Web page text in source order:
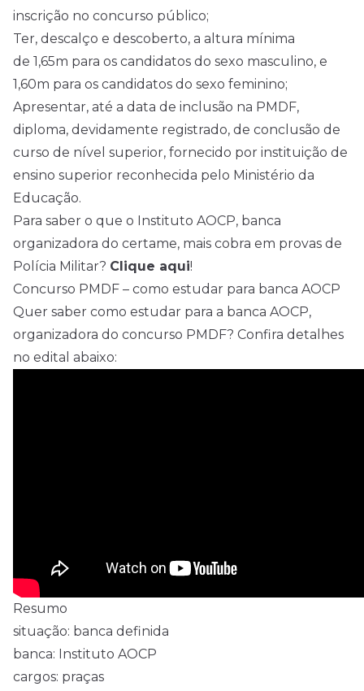
inscrição no concurso público;
Ter, descalço e descoberto, a altura mínima
de 1,65m para os candidatos do sexo masculino, e
1,60m para os candidatos do sexo feminino;
Apresentar, até a data de inclusão na PMDF,
diploma, devidamente registrado, de conclusão de
curso de nível superior, fornecido por instituição de
ensino superior reconhecida pelo Ministério da
Educação.
Para saber o que o Instituto AOCP, banca
organizadora do certame, mais cobra em provas de
Polícia Militar? Clique aqui!
Concurso PMDF – como estudar para banca AOCP
Quer saber como estudar para a banca AOCP,
organizadora do concurso PMDF? Confira detalhes
no edital abaixo:
Resumo
situação: banca definida
banca: Instituto AOCP
cargos: praças